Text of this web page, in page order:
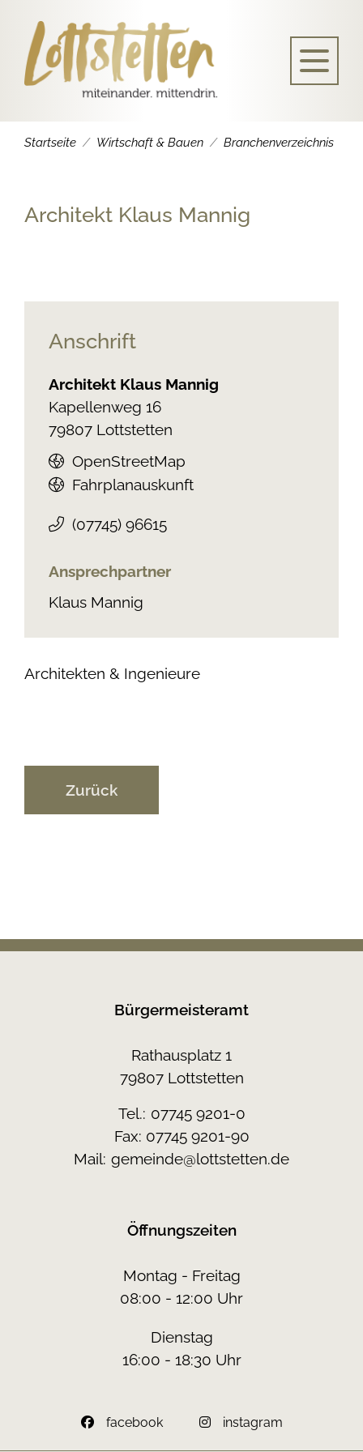
Startseite Wirtschaft & Bauen Branchenverzeichnis
Architekt Klaus Mannig
Anschrift
Architekt Klaus Mannig
Kapellenweg 16
79807 Lottstetten
OpenStreetMap
Fahrplanauskunft
(07745) 96615
Ansprechpartner
Klaus Mannig
Architekten & Ingenieure
Zurück
Bürgermeisteramt
Rathausplatz 1
79807 Lottstetten
Tel.: 07745 9201-0
Fax: 07745 9201-90
Mail: gemeinde@lottstetten.de
Öffnungszeiten
Montag - Freitag
08:00 - 12:00 Uhr
Dienstag
16:00 - 18:30 Uhr
facebook instagram